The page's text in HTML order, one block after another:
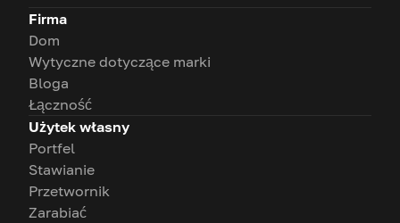
Firma
Dom
Wytyczne dotyczące marki
Bloga
Łączność
Użytek własny
Portfel
Stawianie
Przetwornik
Zarabiać